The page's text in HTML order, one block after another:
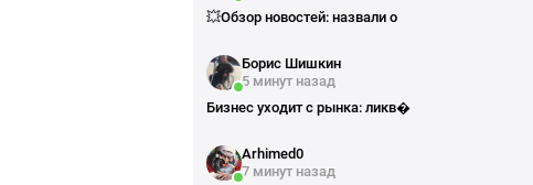
💥Обзор новостей: назвали о
Борис Шишкин
5 минут назад
Бизнес уходит с рынка: ликв�
Arhimed0
7 минут назад